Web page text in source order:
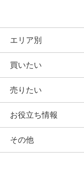
エリア別
買いたい
売りたい
お役立ち情報
その他